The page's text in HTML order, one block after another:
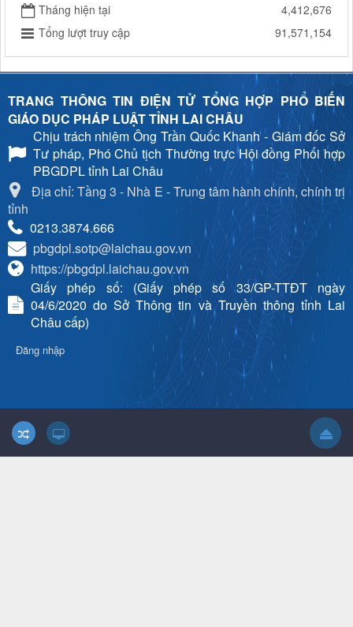
Tháng hiện tại
4,412,676
Tổng lượt truy cập
91,571,154
TRANG THÔNG TIN ĐIỆN TỬ TỔNG HỢP PHỔ BIẾN
GIÁO DỤC PHÁP LUẬT TỈNH LAI CHÂU
Chịu trách nhiệmÔng Trần Quốc Khanh - Giám đốc Sở
Tư pháp, Phó Chủ tịch Thường trực Hội đồng Phối hợp
PBGDPL tỉnh Lai Châu
Địa chỉ: Tầng 3 - Nhà E - Trung tâm hành chính, chính trị
tỉnh
0213.3874.666
pbgdpl.sotp@laichau.gov.vn
https://pbgdpl.laichau.gov.vn
Giấy phép số: (Giấy phép số 33/GP-TTĐT ngày
04/6/2020 do Sở Thông tin và Truyền thông tỉnh Lai
Châu cấp)
Đăng nhập